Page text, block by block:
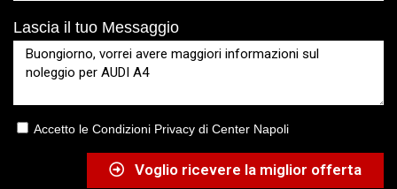
Lascia il tuo Messaggio
Accetto le Condizioni Privacy di Center Napoli
Voglio ricevere la miglior offerta